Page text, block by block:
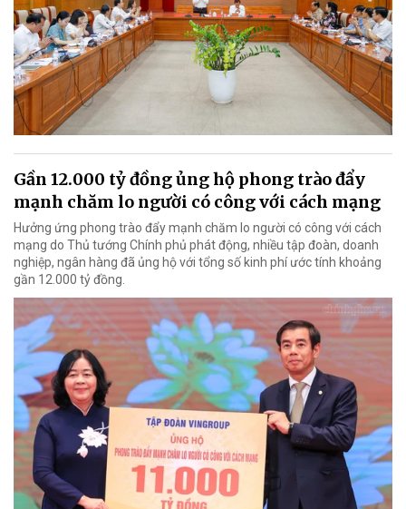
Gần 12.000 tỷ đồng ủng hộ phong trào đẩy
mạnh chăm lo người có công với cách mạng
Hưởng ứng phong trào đẩy mạnh chăm lo người có công với cách
mạng do Thủ tướng Chính phủ phát động, nhiều tập đoàn, doanh
nghiệp, ngân hàng đã ủng hộ với tổng số kinh phí ước tính khoảng
gần 12.000 tỷ đồng.